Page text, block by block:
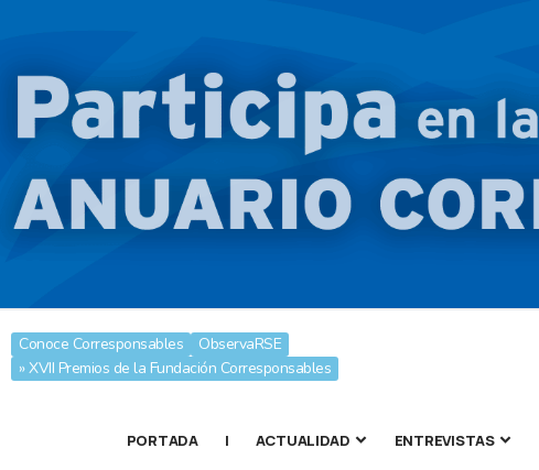
Conoce Corresponsables
ObservaRSE
» XVII Premios de la Fundación Corresponsables
PORTADA | ACTUALIDAD ENTREVISTAS